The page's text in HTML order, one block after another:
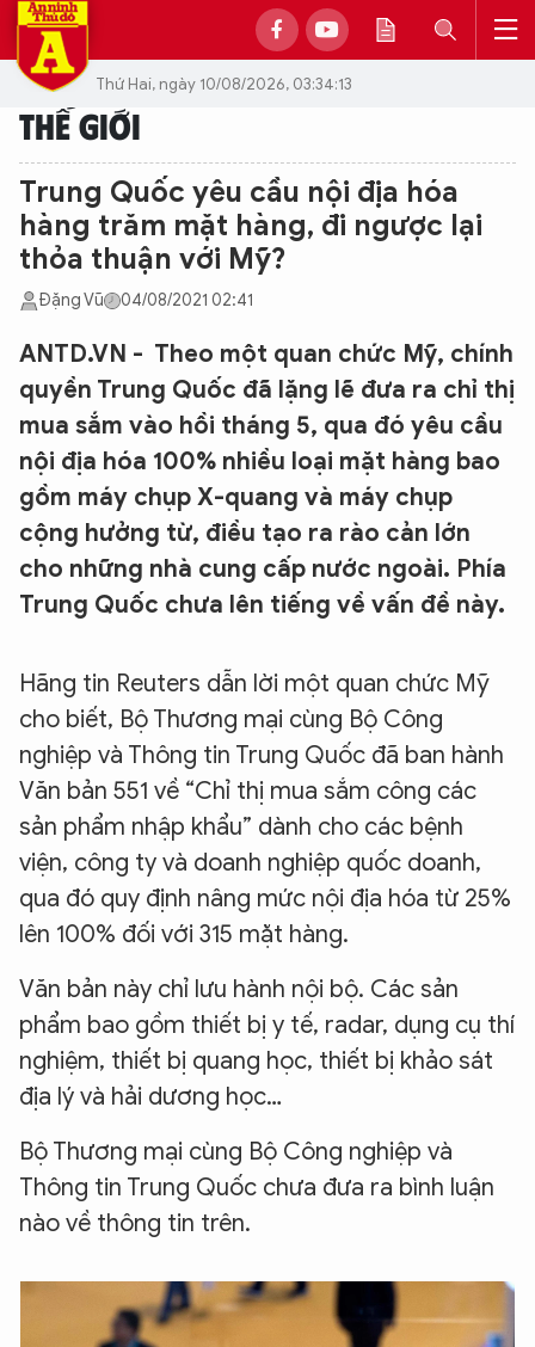
Thứ Hai, ngày 10/08/2026, 03:34:13
THẾ GIỚI
Trung Quốc yêu cầu nội địa hóa
hàng trăm mặt hàng, đi ngược lại
thỏa thuận với Mỹ?
Đặng Vũ 04/08/2021 02:41
ANTD.VN - Theo một quan chức Mỹ, chính
quyền Trung Quốc đã lặng lẽ đưa ra chỉ thị
mua sắm vào hồi tháng 5, qua đó yêu cầu
nội địa hóa 100% nhiều loại mặt hàng bao
gồm máy chụp X-quang và máy chụp
cộng hưởng từ, điều tạo ra rào cản lớn
cho những nhà cung cấp nước ngoài. Phía
Trung Quốc chưa lên tiếng về vấn đề này.
Hãng tin Reuters dẫn lời một quan chức Mỹ
cho biết, Bộ Thương mại cùng Bộ Công
nghiệp và Thông tin Trung Quốc đã ban hành
Văn bản 551 về “Chỉ thị mua sắm công các
sản phẩm nhập khẩu” dành cho các bệnh
viện, công ty và doanh nghiệp quốc doanh,
qua đó quy định nâng mức nội địa hóa từ 25%
lên 100% đối với 315 mặt hàng.
Văn bản này chỉ lưu hành nội bộ. Các sản
phẩm bao gồm thiết bị y tế, radar, dụng cụ thí
nghiệm, thiết bị quang học, thiết bị khảo sát
địa lý và hải dương học…
Bộ Thương mại cùng Bộ Công nghiệp và
Thông tin Trung Quốc chưa đưa ra bình luận
nào về thông tin trên.